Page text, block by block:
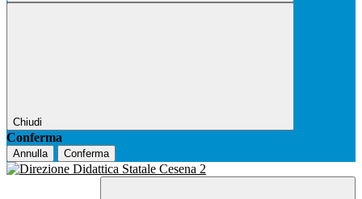
Chiudi
Conferma
Annulla Conferma